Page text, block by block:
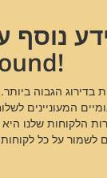
נוסף
המעוניינים
הלקוחות שלנו
לשמור על כל